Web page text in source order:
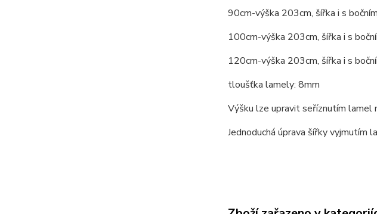
90cm-výška 203cm, šířka i s
100cm-výška 203cm, šířka i s
120cm-výška 203cm, šířka i s
tloušťka lamely: 8mm
Výšku lze upravit seříznutím lamel
Jednoduchá úprava šířky vyjmutím